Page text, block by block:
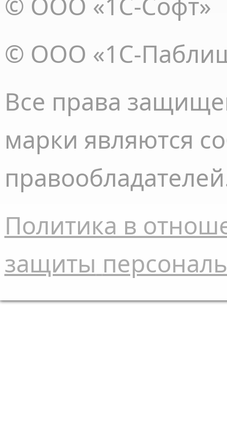
© ООО «1С-
Все права
марки являются
Политика в
защиты